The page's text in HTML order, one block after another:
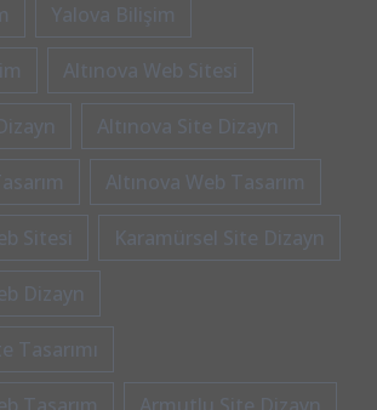
Yalova Bilişim
Altınova Web Sitesi
Altınova Site Dizayn
Altınova Web Tasarım
Sitesi Karamürsel Site Dizayn
Dizayn
Tasarımı